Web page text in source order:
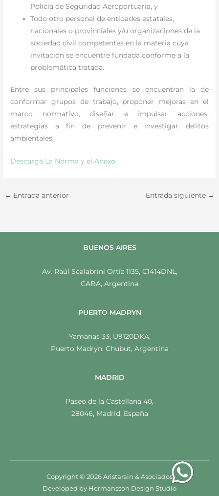
Policía de Seguridad Aeroportuaria, y
Todo otro personal de entidades estatales,
nacionales o provinciales y/u organizaciones de la
sociedad civil competentes en la materia cuya
invitación se encuentre fundada conforme a la
problemática tratada.
Entre sus principales funciones se encuentran la de
conformar grupos de trabajo, proponer mejoras en el
marco normativo, diseñar e impulsar acciones,
estrategias a fin de prevenir e investigar delitos
ambientales.
Descargá La Norma y el Anexo
← Entrada anterior Entrada siguiente →
BUENOS AIRES
Av. Raúl Scalabrini Ortíz 1135, C1414DNL,
CABA, Argentina
PUERTO MADRYN
Yamanas 33, U9120DKA,
Puerto Madryn, Chubut, Argentina
MADRID
Paseo de la Castellana 40,
28046, Madrid, España
Copyright © 2026 Aristarain & Asociados
Developed by Hermansson Design Studio